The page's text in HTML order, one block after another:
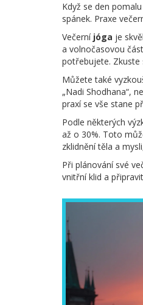
Když se den
spánek. Praxe
Večerní jóga je
a volnočasovou
potřebujete. Zkuste
Můžete také
„Nadi Shodhana“,
praxí se vše stane
Podle některých
až o 30%. Toto
zklidnění těla a
Při plánování své
vnitřní klid a